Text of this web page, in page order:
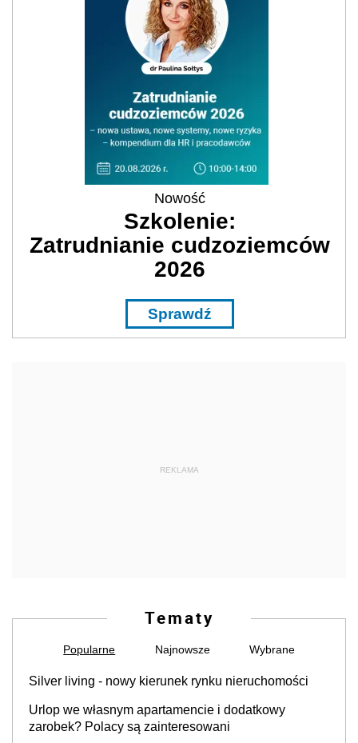
Nowość
Szkolenie:
Zatrudnianie cudzoziemców
2026
Sprawdź
REKLAMA
Tematy
Popularne Najnowsze Wybrane
Silver living - nowy kierunek rynku nieruchomości
Urlop we własnym apartamencie i dodatkowy
zarobek? Polacy są zainteresowani